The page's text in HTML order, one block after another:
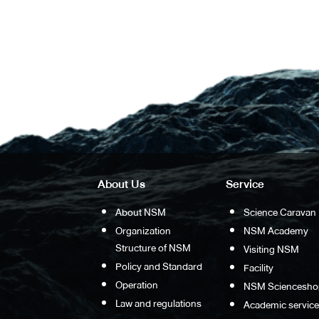
About Us
About NSM
Organization
Structure of NSM
Policy and Standard
Operation
Law and regulations
Service
Science Caravan
NSM Academy
Visiting NSM
Facility
NSM
Academic service